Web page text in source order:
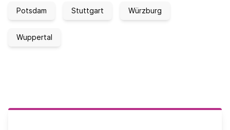
Potsdam Stuttgart Würzburg
Wuppertal